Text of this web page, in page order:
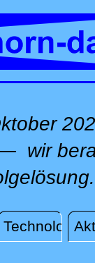
wir
Technologie